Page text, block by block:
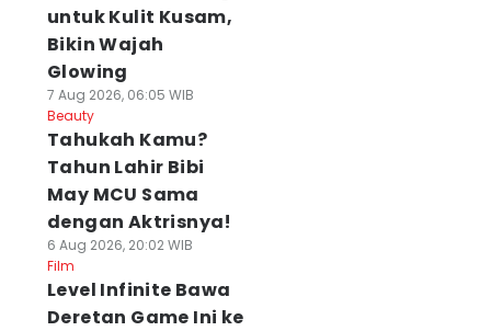
untuk Kulit Kusam,
Bikin Wajah
Glowing
7 Aug 2026, 06:05 WIB
Beauty
Tahukah Kamu?
Tahun Lahir Bibi
May MCU Sama
dengan Aktrisnya!
6 Aug 2026, 20:02 WIB
Film
Level Infinite Bawa
Deretan Game Ini ke